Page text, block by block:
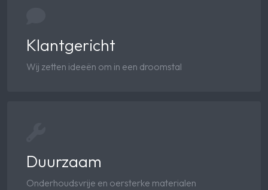
Klantgericht
Wij zetten ideeën om in een droomstal
Duurzaam
Onderhoudsvrije en oersterke materialen